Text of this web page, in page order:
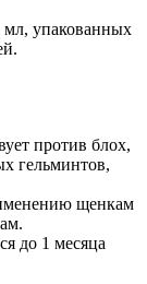
упакованных
против блох,
гельминтов,
щенкам
до 1 месяца